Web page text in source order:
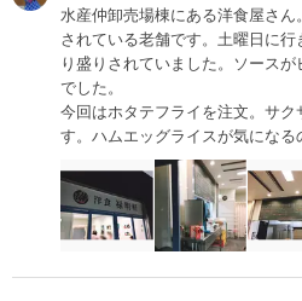
水産仲卸売場棟にある洋食屋さ
されている老舗です。土曜日に
り盛りされていました。ソース
でした。
今回はホタテフライを注文。サ
す。ハムエッグライスが気になる